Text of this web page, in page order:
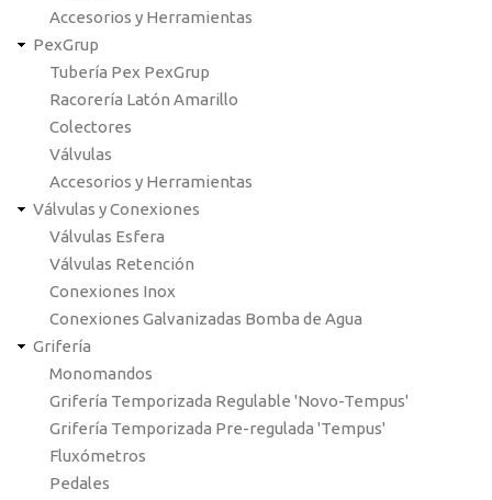
Accesorios y Herramientas
PexGrup
Tubería Pex PexGrup
Racorería Latón Amarillo
Colectores
Válvulas
Accesorios y Herramientas
Válvulas y Conexiones
Válvulas Esfera
Válvulas Retención
Conexiones Inox
Conexiones Galvanizadas Bomba de Agua
Grifería
Monomandos
Grifería Temporizada Regulable 'Novo-Tempus'
Grifería Temporizada Pre-regulada 'Tempus'
Fluxómetros
Pedales